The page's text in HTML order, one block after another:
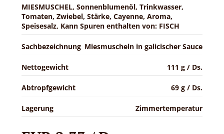
MIESMUSCHEL, Sonnenblumenöl, Trinkwasser,
Tomaten, Zwiebel, Stärke, Cayenne, Aroma,
Speisesalz, Kann Spuren enthalten von: FISCH
Sachbezeichnung Miesmuscheln in galicischer Sauce
Nettogewicht 111 g / Ds.
Abtropfgewicht 69 g / Ds.
Lagerung Zimmertemperatur